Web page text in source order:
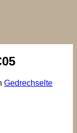
Gedrechselte